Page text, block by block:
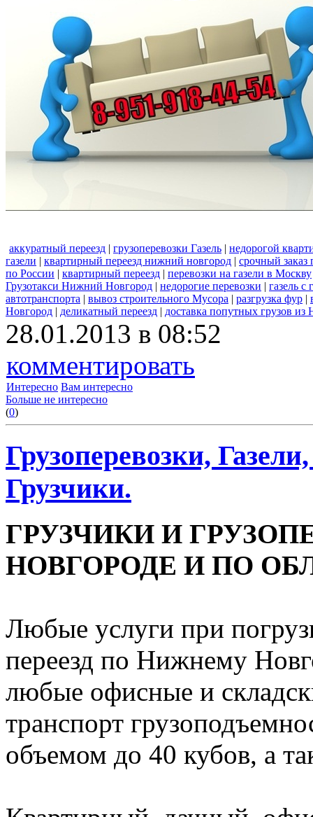
аккуратный переезд | грузоперевозки Газель | недорогой
газели | квартирный переезд нижний новгород | срочный заказ
по России | квартирный переезд | перевозки на газели в Москву
Грузотакси Нижний Новгород | недорогие перевозки | газель с
автотранспорта | вывоз строительного Мусора | разгрузка фур |
Новгород | деликатный переезд | доставка попутных грузов
28.01.2013 в 08:52
комментировать
Интересно Вам интересно
Больше не интересно
(0)
Грузоперевозки,
Грузчики.
ГРУЗЧИКИ И
НОВГОРОДЕ И ПО
Любые услуги при
переезд по Нижнему
любые офисные и
транспорт
объемом до 40 кубов, а